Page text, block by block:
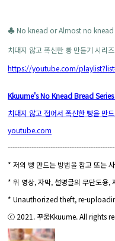
♣ No knead or Almost no
치대지 않고 폭신한 빵 만들기 시리
https://youtube.com/
Kkuume's No Knead Bread Series
치대지 않고 접어서 폭신한 빵을 만
youtube.com
* 저의 빵 만드는 방법을 참고 또는
* 위 영상, 자막, 설명글의 무단도용,
* Unauthorized theft, re-
ⓒ 2021. 꾸움Kkuume. All rights